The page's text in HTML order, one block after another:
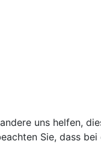
uns helfen,
Sie, dass